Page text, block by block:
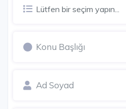
Lütfen bir seçim yapın...